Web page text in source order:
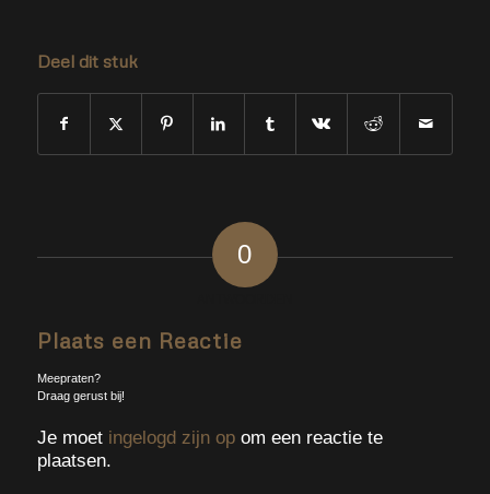
Deel dit stuk
0
Plaats een Reactie
Meepraten?
Draag gerust bij!
Je moet ingelogd zijn opom een reactie te
plaatsen.